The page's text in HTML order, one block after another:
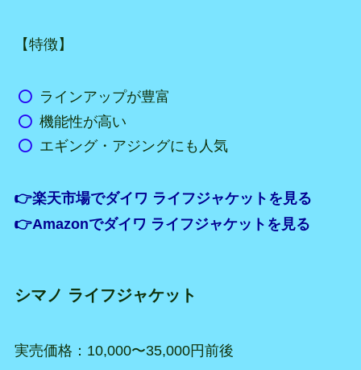
【特徴】
ラインアップが豊富
機能性が高い
エギング・アジングにも人気
👉楽天市場でダイワ ライフジャケットを見る
👉Amazonでダイワ ライフジャケットを見る
シマノ ライフジャケット
実売価格：10,000〜35,000円前後